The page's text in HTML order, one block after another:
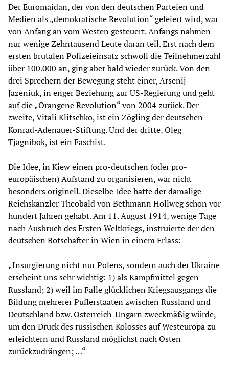
Der Euromaidan, der von den deutschen Parteien und
Medien als „demokratische Revolution“ gefeiert wird, war
von Anfang an vom Westen gesteuert. Anfangs nahmen
nur wenige Zehntausend Leute daran teil. Erst nach dem
ersten brutalen Polizeieinsatz schwoll die Teilnehmerzahl
über 100.000 an, ging aber bald wieder zurück. Von den
drei Sprechern der Bewegung steht einer, Arsenij
Jazeniuk, in enger Beziehung zur US-Regierung und geht
auf die „Orangene Revolution“ von 2004 zurück. Der
zweite, Vitali Klitschko, ist ein Zögling der deutschen
Konrad-Adenauer-Stiftung. Und der dritte, Oleg
Tjagnibok, ist ein Faschist.
Die Idee, in Kiew einen pro-deutschen (oder pro-
europäischen) Aufstand zu organisieren, war nicht
besonders originell. Dieselbe Idee hatte der damalige
Reichskanzler Theobald von Bethmann Hollweg schon vor
hundert Jahren gehabt. Am 11. August 1914, wenige Tage
nach Ausbruch des Ersten Weltkriegs, instruierte der den
deutschen Botschafter in Wien in einem Erlass:
„Insurgierung nicht nur Polens, sondern auch der Ukraine
erscheint uns sehr wichtig: 1) als Kampfmittel gegen
Russland; 2) weil im Falle glücklichen Kriegsausgangs die
Bildung mehrerer Pufferstaaten zwischen Russland und
Deutschland bzw. Österreich-Ungarn zweckmäßig würde,
um den Druck des russischen Kolosses auf Westeuropa zu
erleichtern und Russland möglichst nach Osten
zurückzudrängen; …“